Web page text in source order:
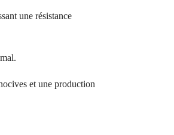
une résistance
et une production